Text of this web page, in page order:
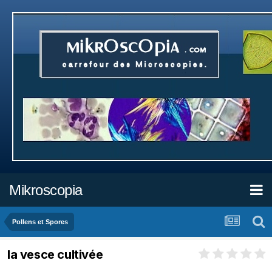
Mikroscopia
Pollens et Spores
la vesce cultivée